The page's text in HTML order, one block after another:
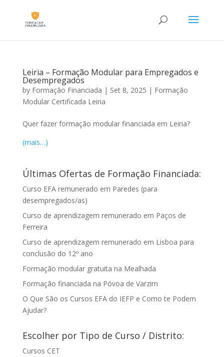
Leiria – Formação Modular para Empregados e
Desempregados
by Formação Financiada | Set 8, 2025 | Formação
Modular Certificada Leiria
Quer fazer formação modular financiada em Leiria?
(mais…)
Últimas Ofertas de Formação Financiada:
Curso EFA remunerado em Paredes (para
desempregados/as)
Curso de aprendizagem remunerado em Paços de
Ferreira
Curso de aprendizagem remunerado em Lisboa para
conclusão do 12º ano
Formação modular gratuita na Mealhada
Formação financiada na Póvoa de Varzim
O Que São os Cursos EFA do IEFP e Como te Podem
Ajudar?
Escolher por Tipo de Curso / Distrito:
Cursos CET